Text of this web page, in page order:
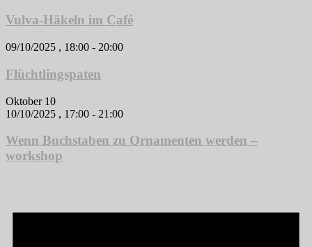
Vulva-Häkeln im Café
09/10/2025 , 18:00 - 20:00
Flüchtlingspaten
Oktober 10
10/10/2025 , 17:00 - 21:00
Wenn Buchstaben zu Ornamenten werden –
workshop